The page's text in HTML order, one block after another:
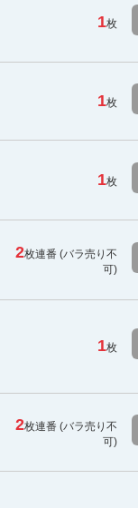
1枚
1枚
1枚
2枚連番 (バラ売り不
可)
1枚
2枚連番 (バラ売り不
可)